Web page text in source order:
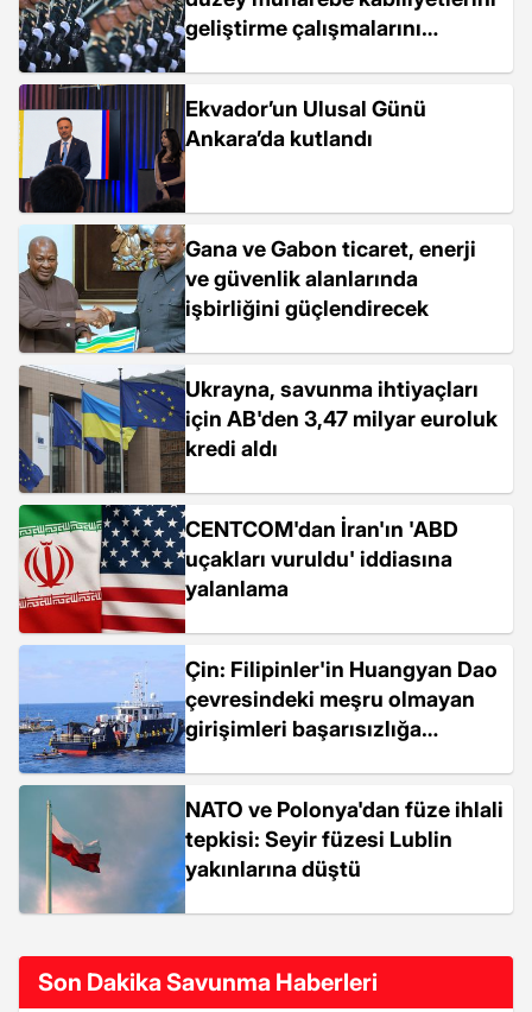
geliştirme çalışmalarını
Ekvador’un Ulusal Günü
Ankara’da kutlandı
Gana ve Gabon ticaret, enerji
ve güvenlik alanlarında
işbirliğini güçlendirecek
Ukrayna, savunma ihtiyaçları
için AB'den 3,47 milyar euroluk
kredi aldı
CENTCOM'dan İran'ın 'ABD
uçakları vuruldu' iddiasına
yalanlama
Çin: Filipinler'in Huangyan Dao
çevresindeki meşru olmayan
girişimleri başarısızlığa
NATO ve Polonya'dan füze ihlali
tepkisi: Seyir füzesi Lublin
yakınlarına düştü
Son Dakika Savunma Haberleri